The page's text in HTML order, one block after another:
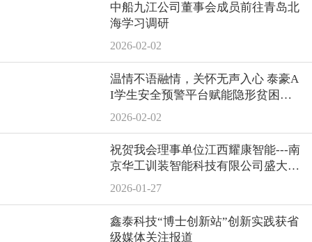
中船九江公司董事会成员前往青岛北
海学习调研
2026-02-02
温情不语融情，关怀无声入心 泰豪A
I学生安全预警平台赋能隐形贫困精
准资助
2026-02-02
祝贺我会理事单位江西耀康智能---南
京华工训装智能科技有限公司盛大开
业！
2026-01-27
鑫泰科技“博士创新站”创新实践获省
级媒体关注报道